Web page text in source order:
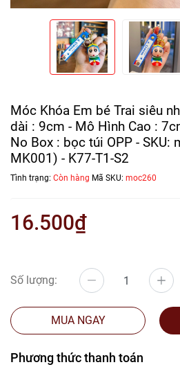
Móc Khóa Em bé Trai siêu
dài : 9cm - Mô Hình Cao :
No Box : bọc túi OPP - SKU:
MK001) - K77-T1-S2
Tình trạng: Còn hàng Mã SKU: moc260
16.500₫
Số lượng:
MUA NGAY
Phương thức thanh toán